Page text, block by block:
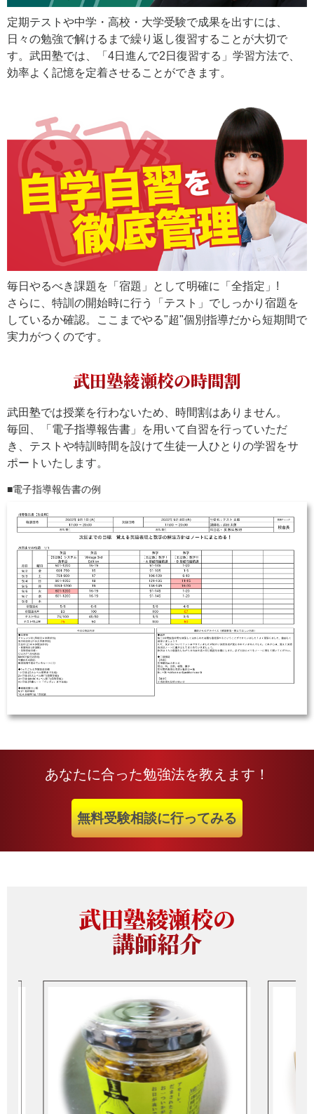
定期テストや中学・高校・大学受験で成果を出すには、
日々の勉強で解けるまで繰り返し復習することが大切で
す。武田塾では、「4日進んで2日復習する」学習方法で、
効率よく記憶を定着させることができます。
毎日やるべき課題を「宿題」として明確に「全指定」!
さらに、特訓の開始時に行う「テスト」でしっかり宿題を
しているか確認。ここまでやる"超"個別指導だから短期間で
実力がつくのです。
武田塾綾瀬校の時間割
武田塾では授業を行わないため、時間割はありません。
毎回、「電子指導報告書」を用いて自習を行っていただ
き、テストや特訓時間を設けて生徒一人ひとりの学習をサ
ポートいたします。
電子指導報告書の例
あなたに合った勉強法を教えます！
無料受験相談に行ってみる
武田塾綾瀬校の
講師紹介